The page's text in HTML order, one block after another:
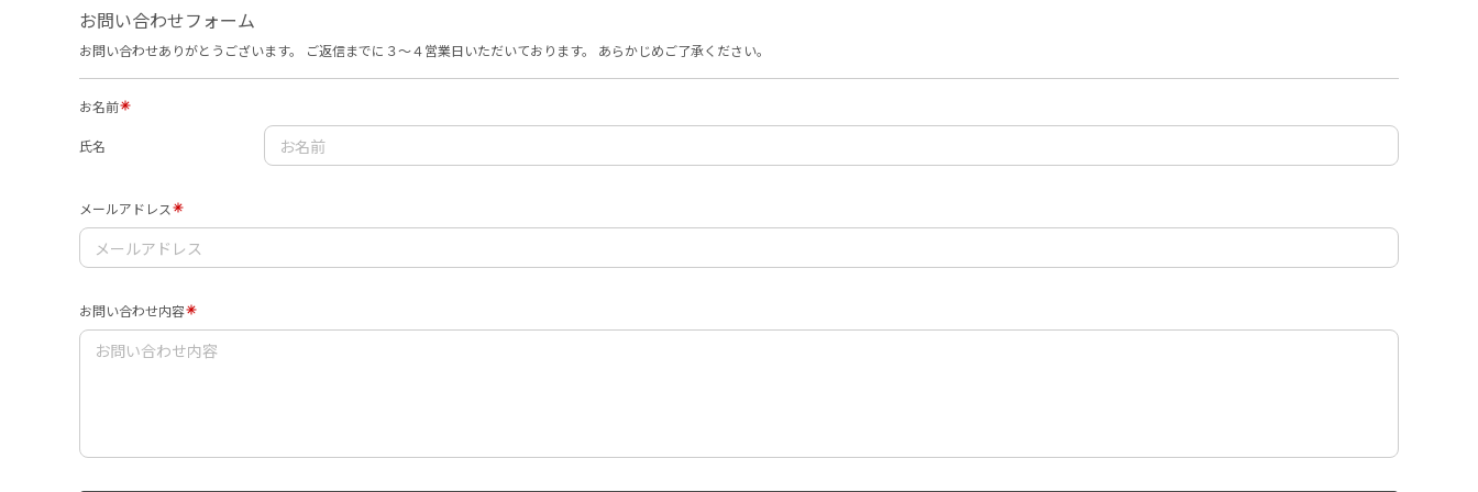
お問い合わせフォーム
お問い合わせありがとうございます。 ご返信までに３〜４営業日いただいております。 あらかじめご了承ください。
お名前
氏名
メールアドレス
お問い合わせ内容